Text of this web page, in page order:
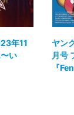
年11
い
ヤン
月号
『